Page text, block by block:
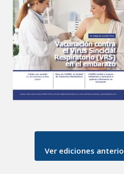
Ver ediciones